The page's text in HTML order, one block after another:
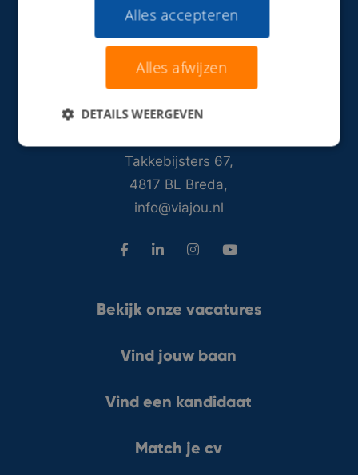
Takkebijsters 67,
4817 BL Breda,
info@viajou.nl
Bekijk onze vacatures
Vind jouw baan
Vind een kandidaat
Match je cv
Alles accepteren
Alles afwijzen
DETAILS WEERGEVEN